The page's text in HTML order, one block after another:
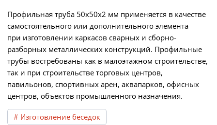
Профильная труба 50х50х2 мм применяется в качестве
самостоятельного или дополнительного элемента
при изготовлении каркасов сварных и сборно-
разборных металлических конструкций. Профильные
трубы востребованы как в малоэтажном строительстве,
так и при строительстве торговых центров,
павильонов, спортивных арен, аквапарков, офисных
центров, объектов промышленного назначения.
# Изготовление беседок